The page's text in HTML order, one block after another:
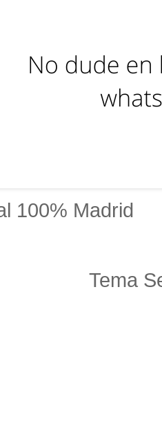
100% Madrid
Tema